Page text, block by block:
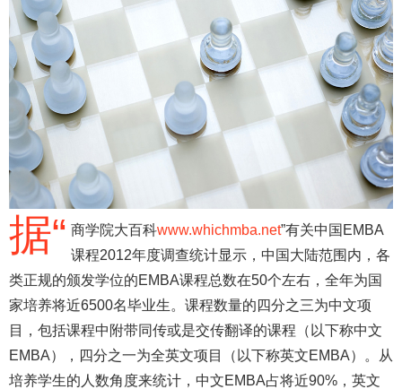
据“ 商学院大百科www.whichmba.net”有关中国EMBA
课程2012年度调查统计显示，中国大陆范围内，各
类正规的颁发学位的EMBA课程总数在50个左右，全年为国
家培养将近6500名毕业生。课程数量的四分之三为中文项
目，包括课程中附带同传或是交传翻译的课程（以下称中文
EMBA），四分之一为全英文项目（以下称英文EMBA）。从
培养学生的人数角度来统计，中文EMBA占将近90%，英文